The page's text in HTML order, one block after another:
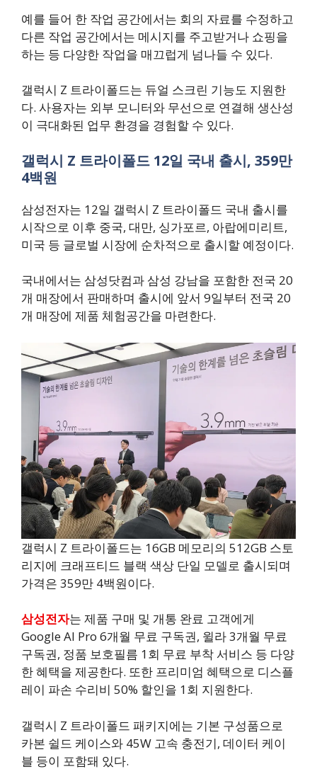
예를 들어 한 작업 공간에서는 회의 자료를 수정하고
다른 작업 공간에서는 메시지를 주고받거나 쇼핑을
하는 등 다양한 작업을 매끄럽게 넘나들 수 있다.
갤럭시 Z 트라이폴드는 듀얼 스크린 기능도 지원한
다. 사용자는 외부 모니터와 무선으로 연결해 생산성
이 극대화된 업무 환경을 경험할 수 있다.
갤럭시 Z 트라이폴드 12일 국내 출시, 359만
4백원
삼성전자는 12일 갤럭시 Z 트라이폴드 국내 출시를
시작으로 이후 중국, 대만, 싱가포르, 아랍에미리트,
미국 등 글로벌 시장에 순차적으로 출시할 예정이다.
국내에서는 삼성닷컴과 삼성 강남을 포함한 전국 20
개 매장에서 판매하며 출시에 앞서 9일부터 전국 20
개 매장에 제품 체험공간을 마련한다.
갤럭시 Z 트라이폴드는 16GB 메모리의 512GB 스토
리지에 크래프티드 블랙 색상 단일 모델로 출시되며
가격은 359만 4백원이다.
삼성전자는 제품 구매 및 개통 완료 고객에게
Google AI Pro 6개월 무료 구독권, 윌라 3개월 무료
구독권, 정품 보호필름 1회 무료 부착 서비스 등 다양
한 혜택을 제공한다. 또한 프리미엄 혜택으로 디스플
레이 파손 수리비 50% 할인을 1회 지원한다.
갤럭시 Z 트라이폴드 패키지에는 기본 구성품으로
카본 쉴드 케이스와 45W 고속 충전기, 데이터 케이
블 등이 포함돼 있다.